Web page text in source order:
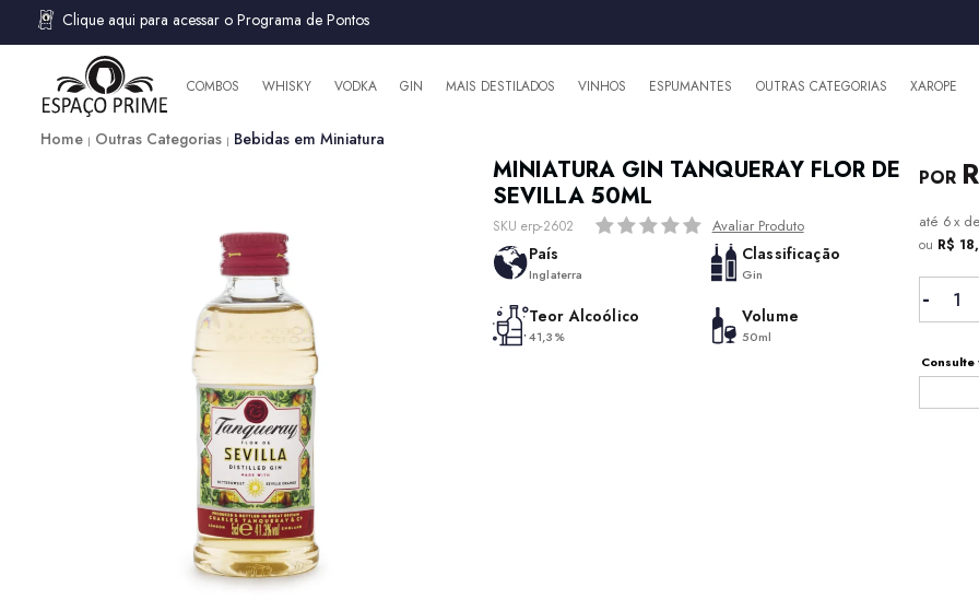
Clique aqui para acessar o Programa de Pontos
COMBOS WHISKY VODKA GIN MAIS DESTILADOS VINHOS ESPUMANTES OUTRAS CATEGORIAS XAROPE
Home Outras Categorias Bebidas em Miniatura
MINIATURA GIN TANQUERAY FLOR DE
SEVILLA 50ML
SKU erp-2602 Avaliar Produto
País
Inglaterra
Classificação
Gin
Teor Alcoólico
41,3%
Volume
50ml
6x de
ou R$